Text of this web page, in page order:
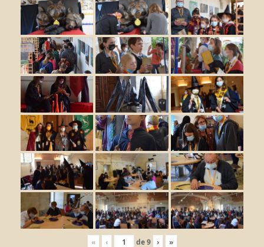
« ‹ de9 › »